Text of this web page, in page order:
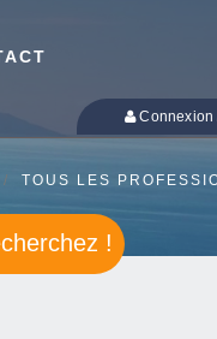
Connexion
TOUS LES
!